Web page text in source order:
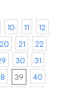
10 11
12
20 21
22
30
31
39
40